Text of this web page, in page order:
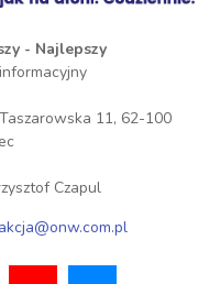
- Najlepszy
11, 62-100
Czapul